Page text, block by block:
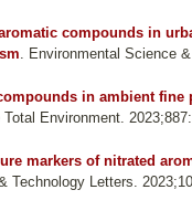
compounds in
. Environmental Science
in ambient
Environment.
markers of nitrated
Technology Letters.